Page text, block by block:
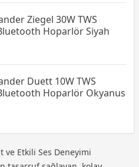
Ziegel 30W TWS
Hoparlör Siyah
Duett 10W TWS
Hoparlör Okyanus
ve Etkili Ses Deneyimi